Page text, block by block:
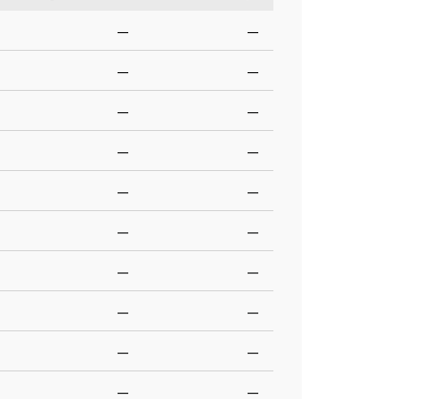
— —
— —
— —
— —
— —
— —
— —
— —
— —
— —